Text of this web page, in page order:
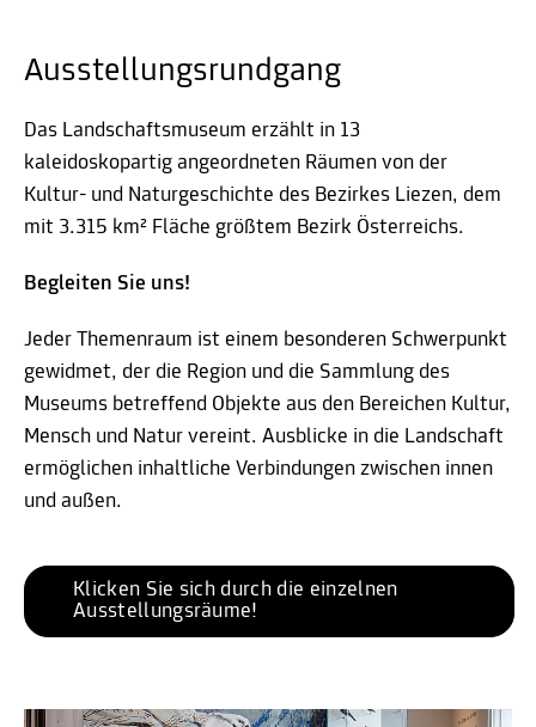
Ausstellungsrundgang
Das Landschaftsmuseum erzählt in 13
kaleidoskopartig angeordneten Räumen von der
Kultur- und Naturgeschichte des Bezirkes Liezen, dem
mit 3.315 km² Fläche größtem Bezirk Österreichs.
Begleiten Sie uns!
Jeder Themenraum ist einem besonderen Schwerpunkt
gewidmet, der die Region und die Sammlung des
Museums betreffend Objekte aus den Bereichen Kultur,
Mensch und Natur vereint. Ausblicke in die Landschaft
ermöglichen inhaltliche Verbindungen zwischen innen
und außen.
Klicken Sie sich durch die einzelnen
Ausstellungsräume!